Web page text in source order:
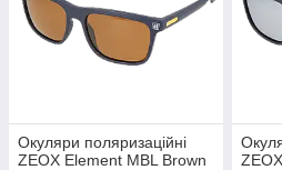
Окуляри поляризаційні
ZEOX Element MBL Brown